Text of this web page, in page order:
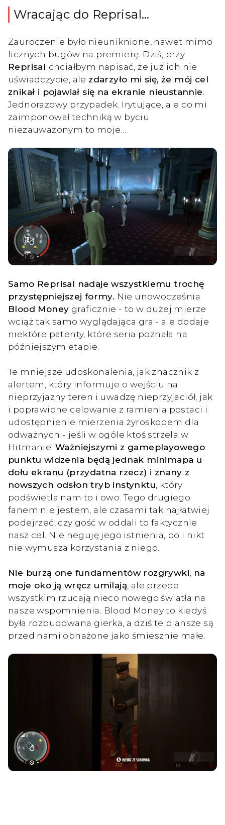
Wracając do Reprisal…
Zauroczenie było nieuniknione, nawet mimo
licznych bugów na premierę. Dziś, przy
Reprisal chciałbym napisać, że już ich nie
uświadczycie, ale zdarzyło mi się, że mój cel
znikał i pojawiał się na ekranie nieustannie
Jednorazowy przypadek. Irytujące, ale co mi
zaimponował techniką w byciu
niezauważonym to moje…
Samo Reprisal nadaje wszystkiemu trochę
przystępniejszej formy. Nie unowocześnia
Blood Money graficznie - to w dużej mierze
wciąż tak samo wyglądająca gra - ale dodaje
niektóre patenty, które seria poznała na
późniejszym etapie.
Te mniejsze udoskonalenia, jak znacznik z
alertem, który informuje o wejściu na
nieprzyjazny teren i uwadzę nieprzyjaciół, jak
i poprawione celowanie z ramienia postaci i
udostępnienie mierzenia żyroskopem dla
odważnych - jeśli w ogóle ktoś strzela w
Hitmanie.Ważniejszymi z gameplayowego
punktu widzenia będą jednak minimapa u
dołu ekranu (przydatna rzecz) i znany z
nowszych odsłon tryb instynktu , który
podświetla nam to i owo. Tego drugiego
fanem nie jestem, ale czasami tak najłatwiej
podejrzeć, czy gość w oddali to faktycznie
nasz cel. Nie neguję jego istnienia, bo i nikt
nie wymusza korzystania z niego.
Nie burzą one fundamentów rozgrywki, na
moje oko ją wręcz umilają , ale przede
wszystkim rzucają nieco nowego światła na
nasze wspomnienia. Blood Money to kiedyś
była rozbudowana gierka, a dziś te plansze są
przed nami obnażone jako śmiesznie małe.